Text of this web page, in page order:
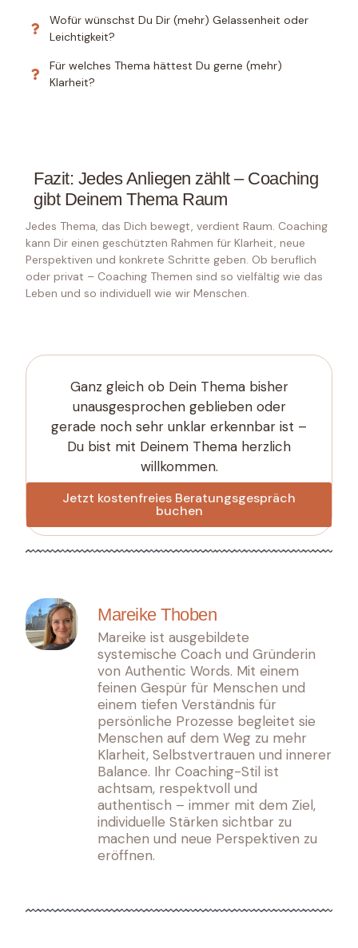
Wofür wünschst Du Dir (mehr) Gelassenheit oder
Leichtigkeit?
Für welches Thema hättest Du gerne (mehr)
Klarheit?
Fazit: Jedes Anliegen zählt – Coaching
gibt Deinem Thema Raum
Jedes Thema, das Dich bewegt, verdient Raum. Coaching
kann Dir einen geschützten Rahmen für Klarheit, neue
Perspektiven und konkrete Schritte geben. Ob beruflich
oder privat – Coaching Themen sind so vielfältig wie das
Leben und so individuell wie wir Menschen.
Ganz gleich ob Dein Thema bisher
unausgesprochen geblieben oder
gerade noch sehr unklar erkennbar ist –
Du bist mit Deinem Thema herzlich
willkommen.
Jetzt kostenfreies Beratungsgespräch
buchen
Mareike Thoben
Mareike ist ausgebildete
systemische Coach und Gründerin
von Authentic Words. Mit einem
feinen Gespür für Menschen und
einem tiefen Verständnis für
persönliche Prozesse begleitet sie
Menschen auf dem Weg zu mehr
Klarheit, Selbstvertrauen und innerer
Balance. Ihr Coaching-Stil ist
achtsam, respektvoll und
authentisch – immer mit dem Ziel,
individuelle Stärken sichtbar zu
machen und neue Perspektiven zu
eröffnen.